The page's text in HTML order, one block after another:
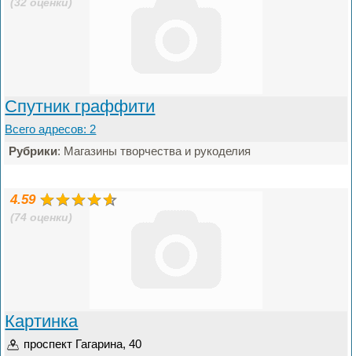
(32 оценки)
Спутник граффити
Всего адресов: 2
Рубрики: Магазины творчества и рукоделия
4.59
(74 оценки)
Картинка
проспект Гагарина, 40